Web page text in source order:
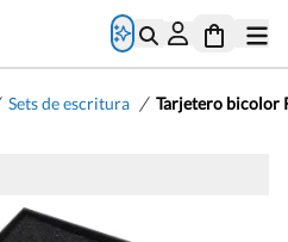
Sets de escritura / Tarjetero bicolor